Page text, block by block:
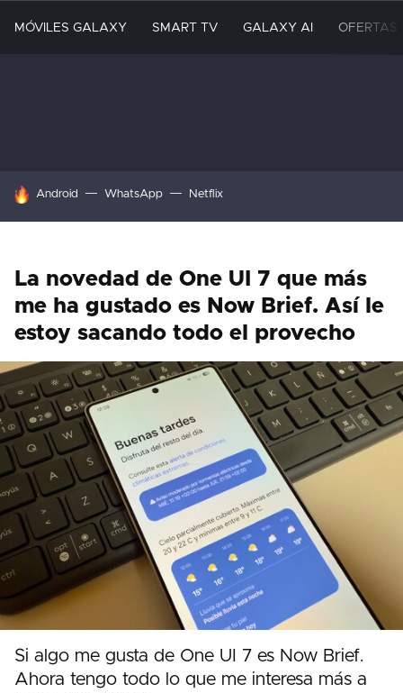
MÓVILES GALAXY SMART TV GALAXY AI OFERTAS
HOY SE HABLA DE
Android WhatsApp Netflix
La novedad de One UI 7 que más
me ha gustado es Now Brief. Así le
estoy sacando todo el provecho
Si algo me gusta de One UI 7 es Now Brief.
Ahora tengo todo lo que me interesa más a